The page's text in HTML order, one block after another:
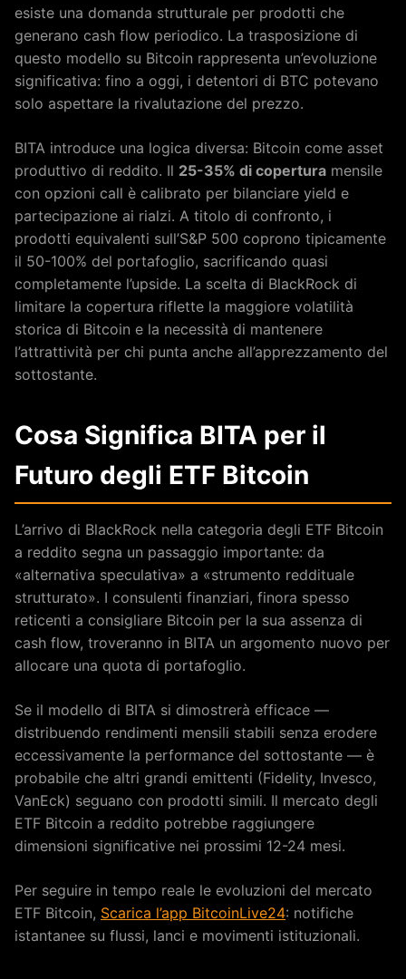
esiste una domanda strutturale per prodotti che
generano cash flow periodico. La trasposizione di
questo modello su Bitcoin rappresenta un’evoluzione
significativa: fino a oggi, i detentori di BTC potevano
solo aspettare la rivalutazione del prezzo.
BITA introduce una logica diversa: Bitcoin come asset
produttivo di reddito. Il 25-35% di copertura mensile
con opzioni call è calibrato per bilanciare yield e
partecipazione ai rialzi. A titolo di confronto, i
prodotti equivalenti sull’S&P 500 coprono tipicamente
il 50-100% del portafoglio, sacrificando quasi
completamente l’upside. La scelta di BlackRock di
limitare la copertura riflette la maggiore volatilità
storica di Bitcoin e la necessità di mantenere
l’attrattività per chi punta anche all’apprezzamento del
sottostante.
Cosa Significa BITA per il
Futuro degli ETF Bitcoin
L’arrivo di BlackRock nella categoria degli ETF Bitcoin
a reddito segna un passaggio importante: da
«alternativa speculativa» a «strumento reddituale
strutturato». I consulenti finanziari, finora spesso
reticenti a consigliare Bitcoin per la sua assenza di
cash flow, troveranno in BITA un argomento nuovo per
allocare una quota di portafoglio.
Se il modello di BITA si dimostrerà efficace —
distribuendo rendimenti mensili stabili senza erodere
eccessivamente la performance del sottostante — è
probabile che altri grandi emittenti (Fidelity, Invesco,
VanEck) seguano con prodotti simili. Il mercato degli
ETF Bitcoin a reddito potrebbe raggiungere
dimensioni significative nei prossimi 12-24 mesi.
Per seguire in tempo reale le evoluzioni del mercato
ETF Bitcoin, Scarica l’app BitcoinLive24: notifiche
istantanee su flussi, lanci e movimenti istituzionali.